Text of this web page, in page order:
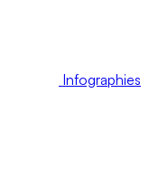
Infographies